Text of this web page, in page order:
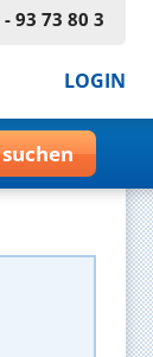
93 73 80 3
LOGIN